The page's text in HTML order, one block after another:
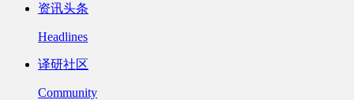
资讯头条
Headlines
译研社区
Community